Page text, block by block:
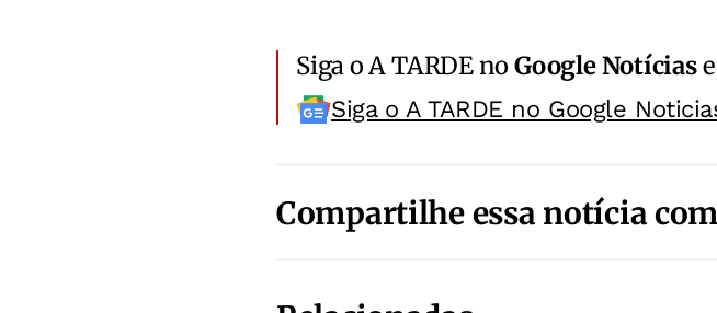
Siga o A TARDE noGoogle Notíciase
Siga o A TARDE no Google
Compartilhe essa notícia